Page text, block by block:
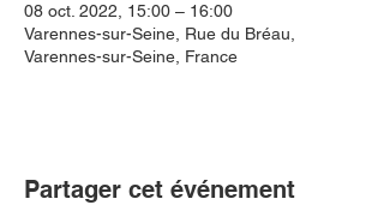
08 oct. 2022, 15:00 – 16:00
Varennes-sur-Seine, Rue du Bréau,
Varennes-sur-Seine, France
Partager cet événement